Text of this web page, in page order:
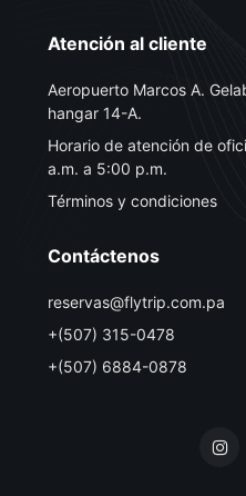
Atención al cliente
Aeropuerto Marcos A.
hangar 14-A.
Horario de atención de
a.m. a 5:00 p.m.
Términos y condiciones
Contáctenos
reservas@flytrip.com.pa
+(507) 315-0478
+(507) 6884-0878